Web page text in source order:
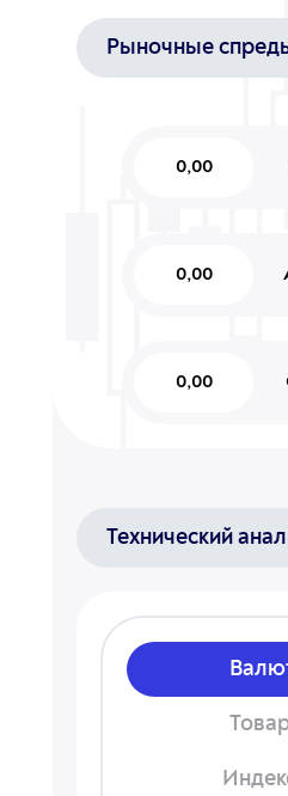
Рыночные
0,00
0,00
0,00
Технический